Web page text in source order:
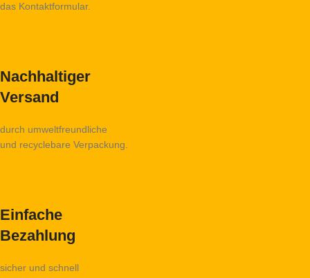
das Kontaktformular.
Nachhaltiger
Versand
durch umweltfreundliche
und recyclebare Verpackung.
Einfache
Bezahlung
sicher und schnell